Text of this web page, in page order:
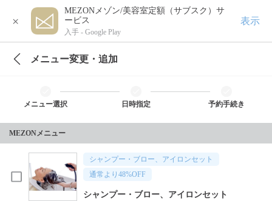
×
MEZONメゾン/美容室定額（サブスク）サ
ービス
入手 - Google Play
表示
メニュー変更・追加
メニュー選択 日時指定 予約手続き
MEZONメニュー
シャンプー・ブロー、アイロンセット
通常より 48%OFF
シャンプー・ブロー、アイロンセット